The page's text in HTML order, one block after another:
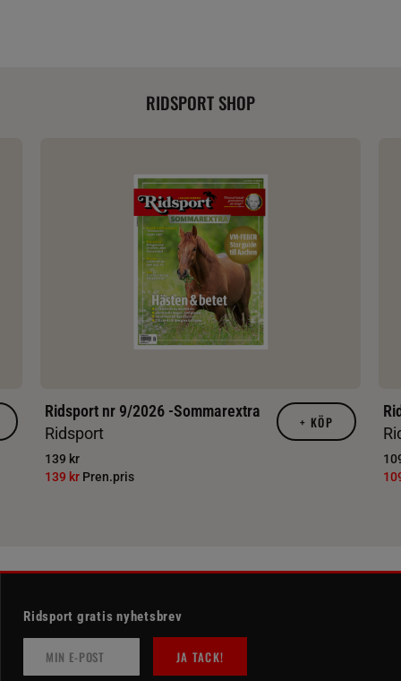
RIDSPORT SHOP
Ridsport nr 9/2026 -Sommarextra
Ridsport
139 kr
139 kr Pren.pris
+ KÖP
Ridsport gratis nyhetsbrev
JA TACK!